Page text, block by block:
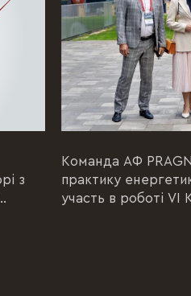
з
Команда АФ
практику
участь в роботі VI